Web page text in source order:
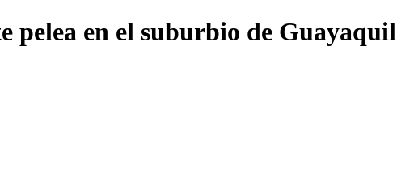
pelea en el suburbio de Guayaquil